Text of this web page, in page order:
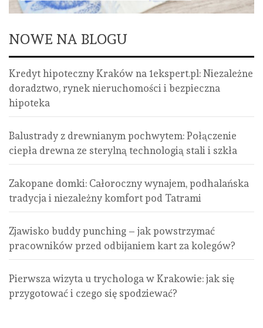
NOWE NA BLOGU
Kredyt hipoteczny Kraków na 1ekspert.pl: Niezależne
doradztwo, rynek nieruchomości i bezpieczna
hipoteka
Balustrady z drewnianym pochwytem: Połączenie
ciepła drewna ze sterylną technologią stali i szkła
Zakopane domki: Całoroczny wynajem, podhalańska
tradycja i niezależny komfort pod Tatrami
Zjawisko buddy punching – jak powstrzymać
pracowników przed odbijaniem kart za kolegów?
Pierwsza wizyta u trychologa w Krakowie: jak się
przygotować i czego się spodziewać?